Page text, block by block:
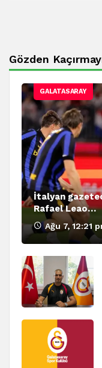
Gözden
GALATASARAY
İtalyan
Rafael Leao…
Ağu 7, 12:21